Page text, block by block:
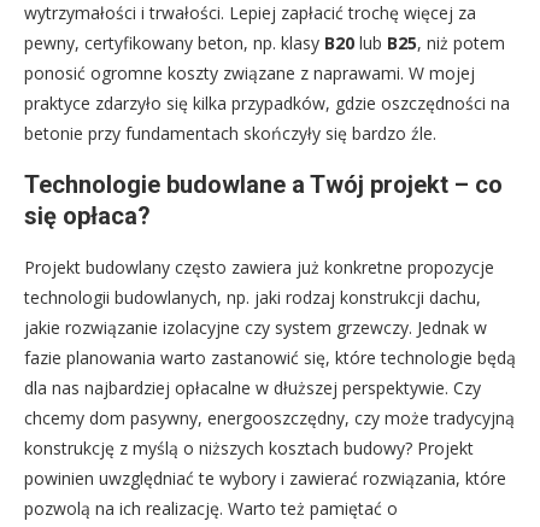
wytrzymałości i trwałości. Lepiej zapłacić trochę więcej za
pewny, certyfikowany beton, np. klasy B20 lub B25, niż potem
ponosić ogromne koszty związane z naprawami. W mojej
praktyce zdarzyło się kilka przypadków, gdzie oszczędności na
betonie przy fundamentach skończyły się bardzo źle.
Technologie budowlane a Twój projekt – co
się opłaca?
Projekt budowlany często zawiera już konkretne propozycje
technologii budowlanych, np. jaki rodzaj konstrukcji dachu,
jakie rozwiązanie izolacyjne czy system grzewczy. Jednak w
fazie planowania warto zastanowić się, które technologie będą
dla nas najbardziej opłacalne w dłuższej perspektywie. Czy
chcemy dom pasywny, energooszczędny, czy może tradycyjną
konstrukcję z myślą o niższych kosztach budowy? Projekt
powinien uwzględniać te wybory i zawierać rozwiązania, które
pozwolą na ich realizację. Warto też pamiętać o